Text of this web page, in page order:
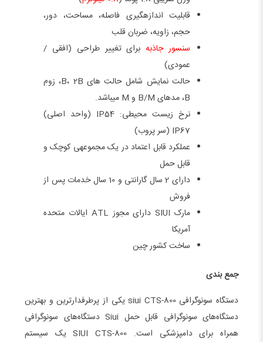
قابلیت اندازه­گیری فاصله، مساحت، دور،
حجم، زاویه، ضربان قلب
سنسور جاذبهبرای تغییر طراحی (افقی /
عمودی)
حالت نمایش شامل حالت های B، 2B، زوم
B، مدهای B/M و M می­باشد.
نرخ زیست محیطی: IP54 (واحد اصلی)
IP67 (سر پروب)
عملکرد قابل اعتماد در یک مجموعه­ی کوچک و
قابل حمل
دارای 2 سال گارانتی و 10 سال خدمات پس از
فروش
مارک SIUI دارای مجوز ATL ایالات متحده
آمریکا
ساخت کشور چین
جمع ­بندی
دستگاه سونوگرافی siui CTS-800 یکی از پرطرفدارترین و بهترین
دستگاه‌های سونوگرافی قابل حمل Siui دستگاه‌های سونوگرافی
همراه برای دامپزشکی است. SIUI CTS-800 یک سیستم